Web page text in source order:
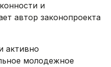
и
автор законопроекта
активно
молодежное